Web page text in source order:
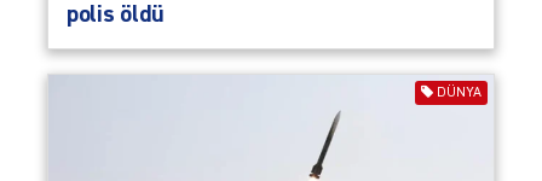
polis öldü
DÜNYA